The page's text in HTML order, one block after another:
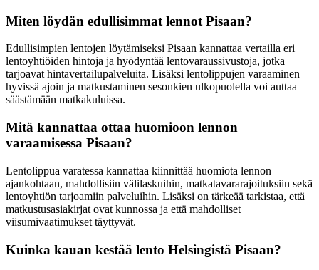
Miten löydän edullisimmat lennot Pisaan?
Edullisimpien lentojen löytämiseksi Pisaan kannattaa vertailla eri
lentoyhtiöiden hintoja ja hyödyntää lentovaraussivustoja, jotka
tarjoavat hintavertailupalveluita. Lisäksi lentolippujen varaaminen
hyvissä ajoin ja matkustaminen sesonkien ulkopuolella voi auttaa
säästämään matkakuluissa.
Mitä kannattaa ottaa huomioon lennon
varaamisessa Pisaan?
Lentolippua varatessa kannattaa kiinnittää huomiota lennon
ajankohtaan, mahdollisiin välilaskuihin, matkatavararajoituksiin sekä
lentoyhtiön tarjoamiin palveluihin. Lisäksi on tärkeää tarkistaa, että
matkustusasiakirjat ovat kunnossa ja että mahdolliset
viisumivaatimukset täyttyvät.
Kuinka kauan kestää lento Helsingistä Pisaan?